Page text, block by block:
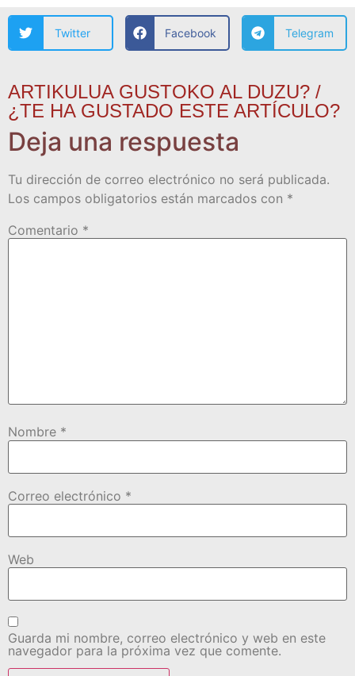
Twitter Facebook Telegram
ARTIKULUA GUSTOKO AL DUZU? /
¿TE HA GUSTADO ESTE ARTÍCULO?
Deja una respuesta
Tu dirección de correo electrónico no será publicada.
Los campos obligatorios están marcados con *
Comentario *
Nombre *
Correo electrónico *
Web
Guarda mi nombre, correo electrónico y web en este
navegador para la próxima vez que comente.